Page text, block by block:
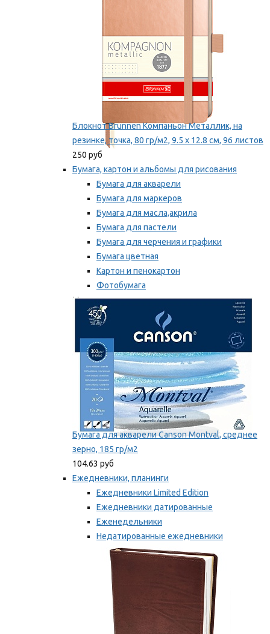
Блокнот Brunnen Компаньон Металлик, на
резинке, точка, 80 гр/м2, 9.5 х 12.8 см, 96 листов
250 руб
Бумага, картон и альбомы для рисования
Бумага для акварели
Бумага для маркеров
Бумага для масла,акрила
Бумага для пастели
Бумага для черчения и графики
Бумага цветная
Картон и пенокартон
Фотобумага
Мы рекомендуем
Бумага для акварели Canson Montval, среднее
зерно, 185 гр/м2
104.63 руб
Ежедневники, планинги
Ежедневники Limited Edition
Ежедневники датированные
Еженедельники
Недатированные ежедневники
Планинги
Мы рекомендуем